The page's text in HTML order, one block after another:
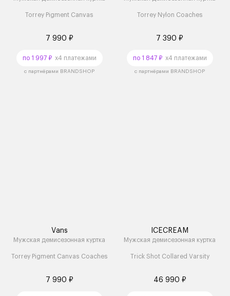
Torrey Pigment Canvas
7 990 ₽
по 1 997 ₽x4 платежами
с партнёрами BRANDSHOP
Torrey Nylon Coaches
7 390 ₽
по 1 847 ₽x4 платежами
с партнёрами BRANDSHOP
Vans
Мужская демисезонная куртка
Torrey Pigment Canvas Coaches
7 990 ₽
ICECREAM
Мужская демисезонная куртка
Trick Shot Collared Varsity
46 990 ₽